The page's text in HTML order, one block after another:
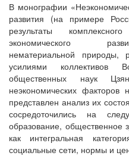
В монографии
развития (на примере
результаты
экономического
нематериальной природы,
усилиями
общественных наук
неэкономических факторов
представлен анализ их
сосредоточились на
образование, общественное
как интегральная
социальные сети, нормы и